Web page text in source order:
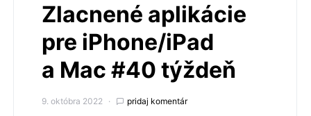
Zlacnené aplikácie
pre iPhone/iPad
a Mac #40 týždeň
9. októbra 2022 pridaj komentár